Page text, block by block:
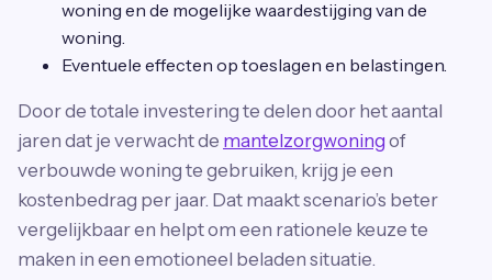
woning en de mogelijke waardestijging van de
woning.
Eventuele effecten op toeslagen en belastingen.
Door de totale investering te delen door het aantal
jaren dat je verwacht de mantelzorgwoning of
verbouwde woning te gebruiken, krijg je een
kostenbedrag per jaar. Dat maakt scenario’s beter
vergelijkbaar en helpt om een rationele keuze te
maken in een emotioneel beladen situatie.